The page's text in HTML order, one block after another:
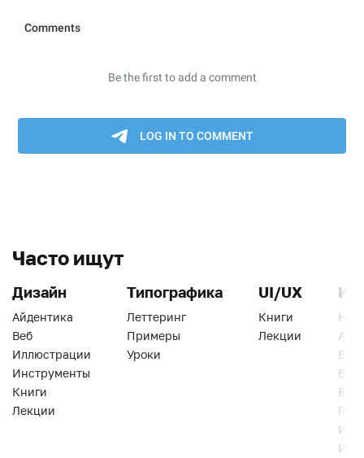
Часто ищут
Дизайн
Айдентика
Веб
Иллюстрации
Инструменты
Книги
Лекции
Типографика
Леттеринг
Примеры
Уроки
UI/UX
Книги
Лекции
Веб